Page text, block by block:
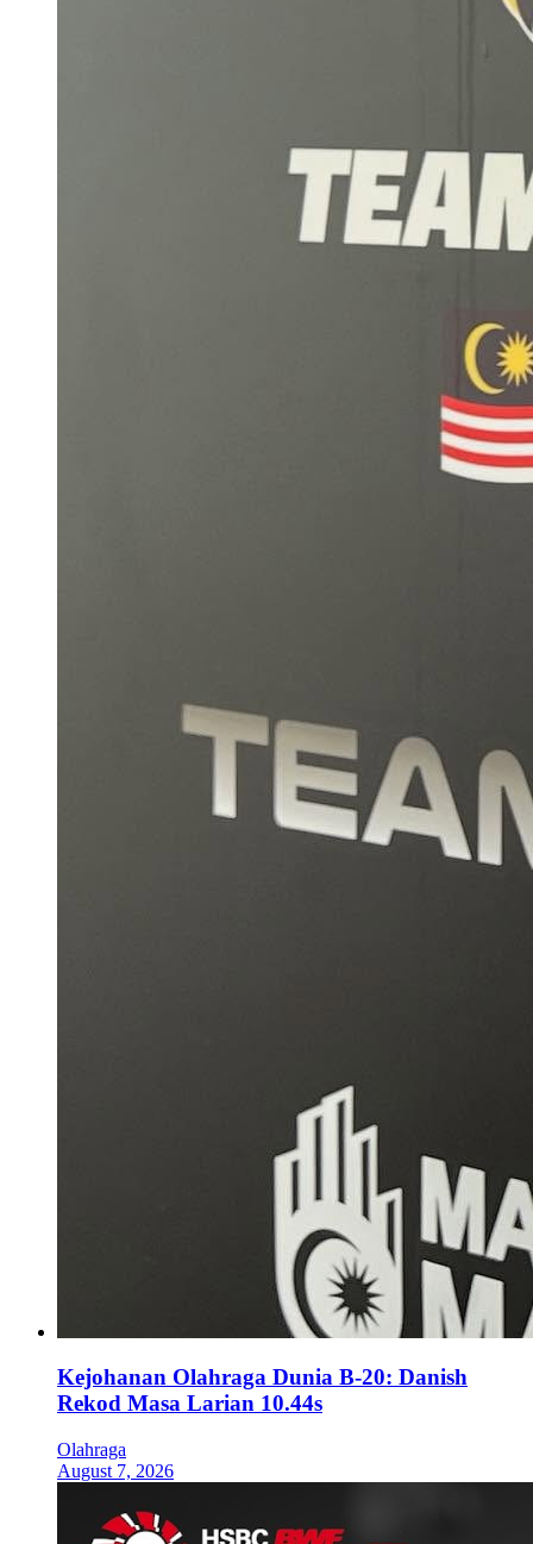
Kejohanan Olahraga Dunia B-20: Danish
Rekod Masa Larian 10.44s
Olahraga
August 7, 2026